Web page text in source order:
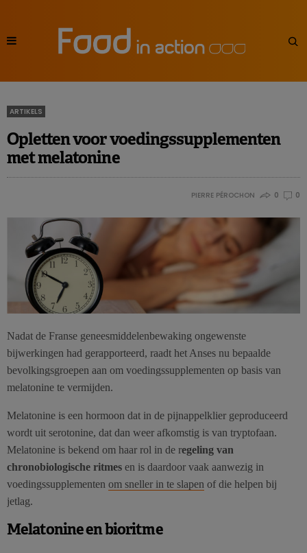
ARTIKELS
Opletten voor voedingssupplementen
met melatonine
PIERRE PÉROCHON 0 0
Nadat de Franse geneesmiddelenbewaking ongewenste
bijwerkingen had gerapporteerd, raadt het Anses nu bepaalde
bevolkingsgroepen aan om voedingssupplementen op basis van
melatonine te vermijden.
Melatonine is een hormoon dat in de pijnappelklier geproduceerd
wordt uit serotonine, dat dan weer afkomstig is van tryptofaan.
Melatonine is bekend om haar rol in de regeling van
chronobiologische ritmes en is daardoor vaak aanwezig in
voedingssupplementen om sneller in te slapen of die helpen bij
jetlag.
Melatonine en bioritme